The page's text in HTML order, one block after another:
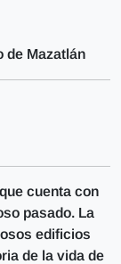
cuenta con
pasado. La
edificios
de la vida de